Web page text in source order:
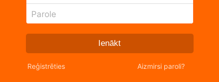
Parole
Ienākt
Reģistrēties Aizmirsi paroli?